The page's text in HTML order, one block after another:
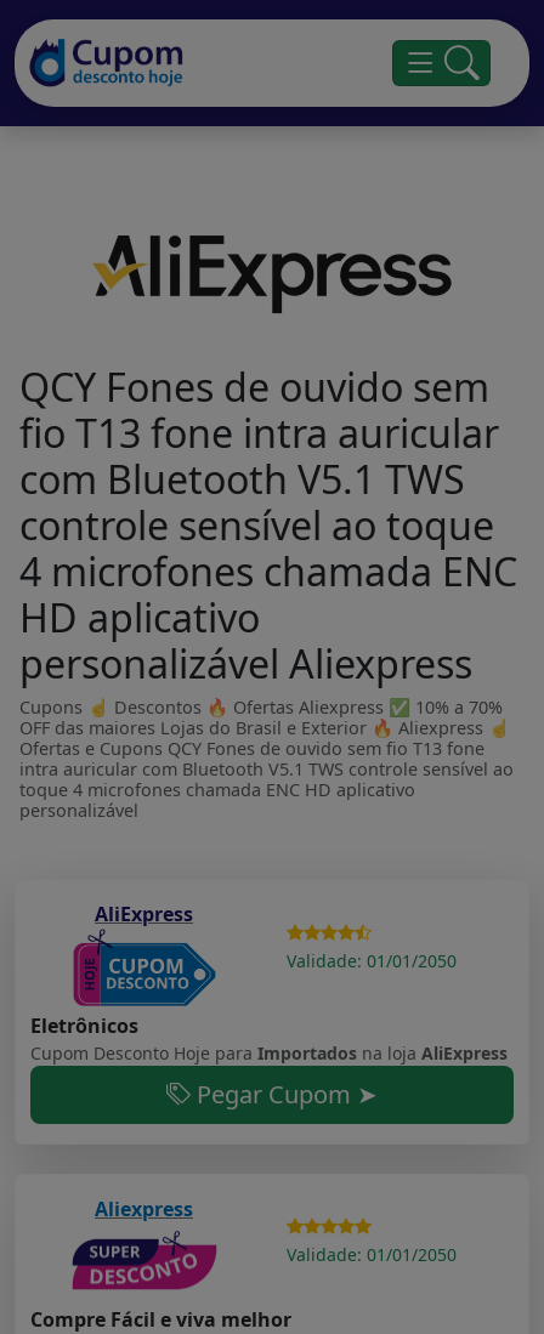
QCY Fones de ouvido sem
fio T13 fone intra auricular
com Bluetooth V5.1 TWS
controle sensível ao toque
4 microfones chamada ENC
HD aplicativo
personalizável Aliexpress
Cupons ☝ Descontos 🔥 Ofertas Aliexpress ✅ 10% a 70%
OFF das maiores Lojas do Brasil e Exterior 🔥 Aliexpress ☝
Ofertas e Cupons QCY Fones de ouvido sem fio T13 fone
intra auricular com Bluetooth V5.1 TWS controle sensível ao
toque 4 microfones chamada ENC HD aplicativo
personalizável
AliExpress
Validade: 01/01/2050
Eletrônicos
Cupom Desconto Hoje para Importados na loja AliExpress
Pegar Cupom ➤
Aliexpress
Validade: 01/01/2050
Compre Fácil e viva melhor